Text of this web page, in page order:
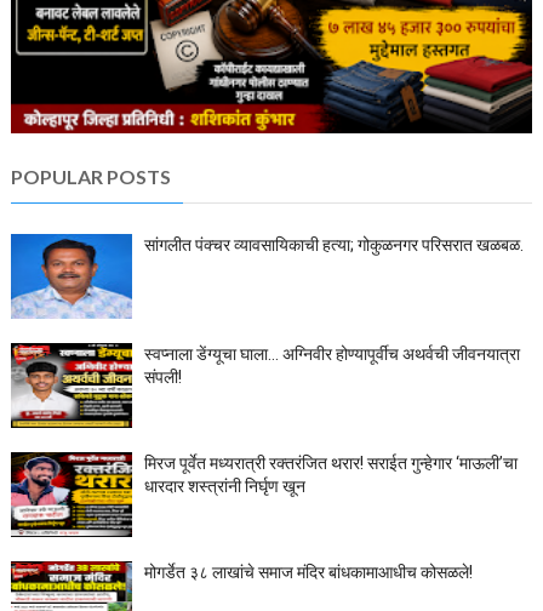
POPULAR POSTS
सांगलीत पंक्चर व्यावसायिकाची हत्या; गोकुळनगर परिसरात खळबळ.
स्वप्नाला डेंग्यूचा घाला… अग्निवीर होण्यापूर्वीच अथर्वची जीवनयात्रा
संपली!
मिरज पूर्वेत मध्यरात्री रक्तरंजित थरार! सराईत गुन्हेगार ‘माऊली’चा
धारदार शस्त्रांनी निर्घृण खून
मोगर्डेत ३८ लाखांचे समाज मंदिर बांधकामाआधीच कोसळले!